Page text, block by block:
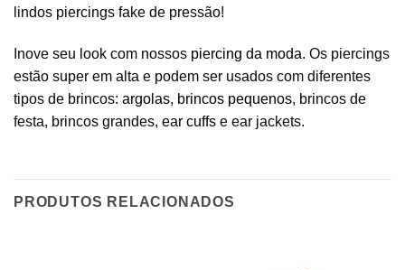
lindos piercings fake de pressão!
Inove seu look com nossos piercing da moda. Os piercings
estão super em alta e podem ser usados com diferentes
tipos de brincos: argolas, brincos pequenos, brincos de
festa, brincos grandes, ear cuffs e ear jackets.
PRODUTOS RELACIONADOS